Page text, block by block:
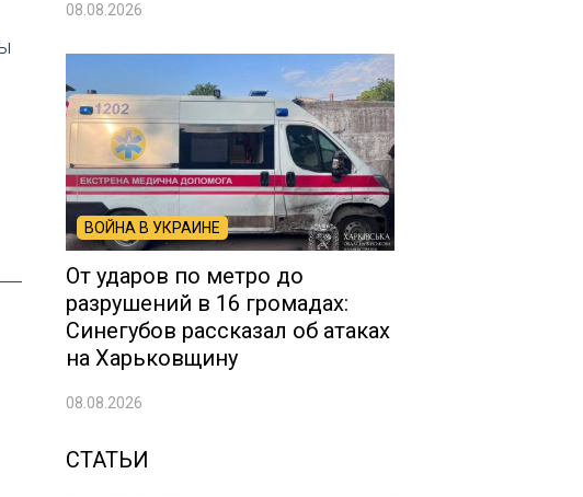
08.08.2026
ВОЙНА В УКРАИНЕ
От ударов по метро до
разрушений в 16 громадах:
Синегубов рассказал об атаках
на Харьковщину
08.08.2026
СТАТЬИ